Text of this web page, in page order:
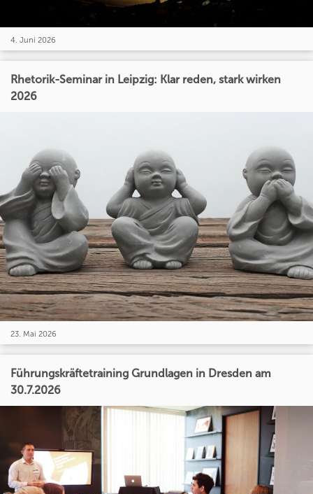
4. Juni 2026
Rhetorik-Seminar in Leipzig: Klar reden, stark wirken
2026
23. Mai 2026
Führungskräftetraining Grundlagen in Dresden am
30.7.2026